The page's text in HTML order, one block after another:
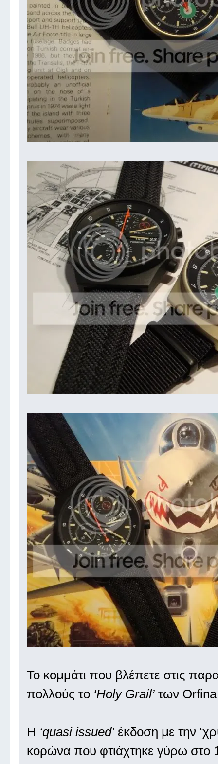
Το κομμάτι που βλέπετε στις
πολλούς το ‘Holy Grail’των
H ‘quasi issued’έκδοση με την
κορώνα που φτιάχτηκε γύρω στο